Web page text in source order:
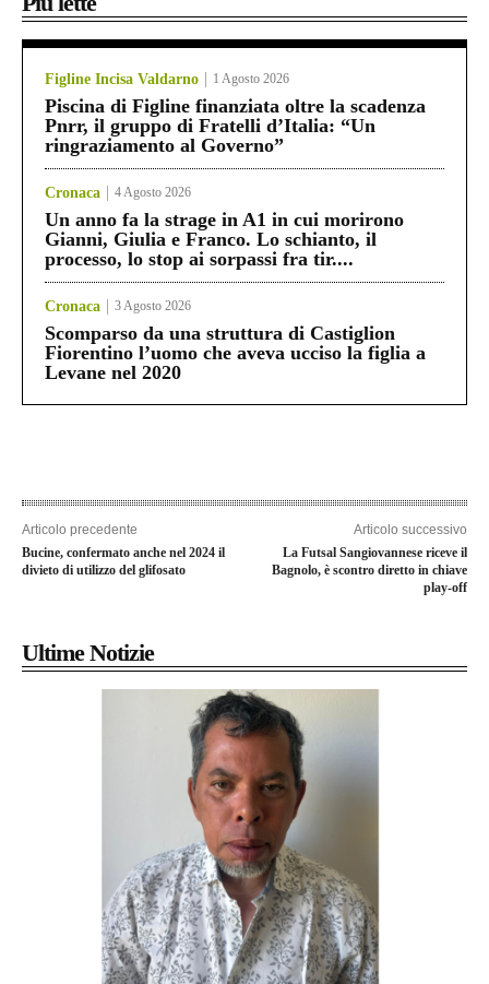
Figline Incisa Valdarno 1 Agosto 2026
Piscina di Figline finanziata oltre la scadenza
Pnrr, il gruppo di Fratelli d’Italia: “Un
ringraziamento al Governo”
Cronaca 4 Agosto 2026
Un anno fa la strage in A1 in cui morirono
Gianni, Giulia e Franco. Lo schianto, il
processo, lo stop ai sorpassi fra tir....
Cronaca 3 Agosto 2026
Scomparso da una struttura di Castiglion
Fiorentino l’uomo che aveva ucciso la figlia a
Levane nel 2020
Articolo precedente
Bucine, confermato anche nel 2024 il
divieto di utilizzo del glifosato
Articolo successivo
La Futsal Sangiovannese riceve il
Bagnolo, è scontro diretto in chiave
play-off
Ultime Notizie